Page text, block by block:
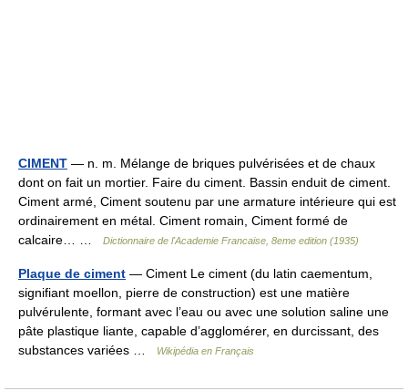
CIMENT — n. m. Mélange de briques pulvérisées et de chaux
dont on fait un mortier. Faire du ciment. Bassin enduit de ciment.
Ciment armé, Ciment soutenu par une armature intérieure qui est
ordinairement en métal. Ciment romain, Ciment formé de
calcaire… …
Dictionnaire de l'Academie Francaise, 8eme edition (1935)
Plaque de ciment — Ciment Le ciment (du latin caementum,
signifiant moellon, pierre de construction) est une matière
pulvérulente, formant avec l’eau ou avec une solution saline une
pâte plastique liante, capable d’agglomérer, en durcissant, des
substances variées …
Wikipédia en Français